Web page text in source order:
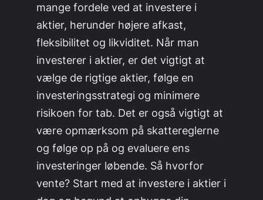
mange fordele ved at investere i
aktier, herunder højere afkast,
fleksibilitet og likviditet. Når man
investerer i aktier, er det vigtigt at
vælge de rigtige aktier, følge en
investeringsstrategi og minimere
risikoen for tab. Det er også vigtigt at
være opmærksom på skattereglerne
og følge op på og evaluere ens
investeringer løbende. Så hvorfor
vente? Start med at investere i aktier i